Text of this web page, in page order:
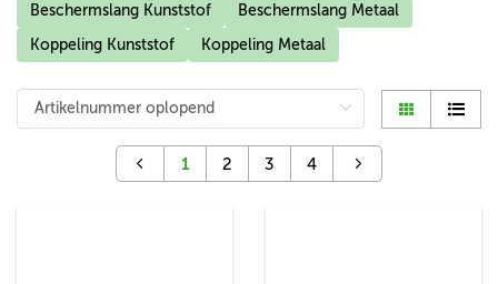
Beschermslang Kunststof Beschermslang Metaal
Koppeling Kunststof Koppeling Metaal
1 2 3 4